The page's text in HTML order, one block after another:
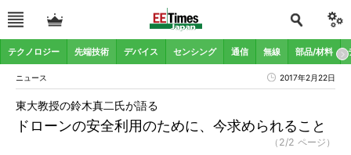
テクノロジー 先端技術 デバイス センシング 通信 無線 部品/材料
ニュース 2017年2月22日
ドローンの安全利用のために、今求められること
東大教授の鈴木真二氏が語る
（2/2 ページ）